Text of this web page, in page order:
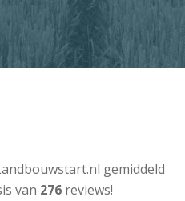
gemiddeld
van 276 reviews!